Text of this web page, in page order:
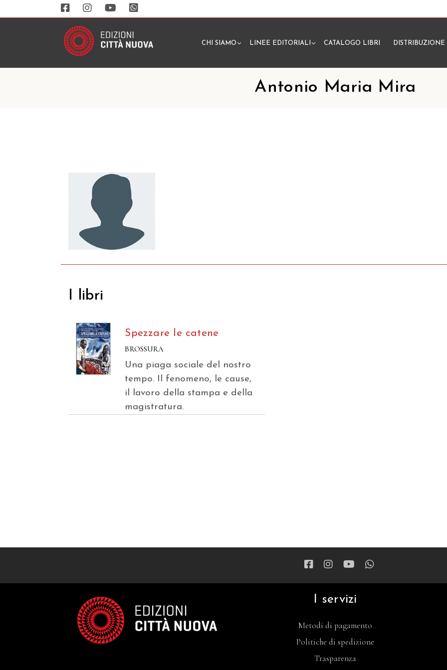
CHI SIAMO LINEE EDITORIALI CATALOGO LIBRI DISTRIBUZIONE
Antonio Maria Mira
I libri
Spezzare le catene
BROSSURA
Una piaga sociale del nostro
tempo. Il fenomeno, le cause,
il lavoro della stampa e della
magistratura.
I servizi
Metodi di pagamento
Politiche di spedizione
Trasparenza